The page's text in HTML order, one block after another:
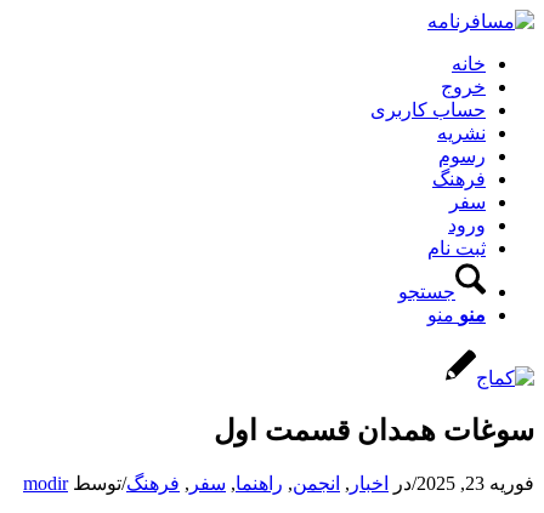
خانه
خروج
حساب کاربری
نشریه
رسوم
فرهنگ
سفر
ورود
ثبت نام
جستجو
منو منو
سوغات همدان قسمت اول
فوریه 23, 2025 /در اخبار , انجمن, راهنما, سفر , فرهنگ/توسطmodir